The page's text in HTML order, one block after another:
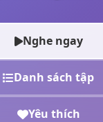
Nghe ngay
Danh sách tập
Yêu thích